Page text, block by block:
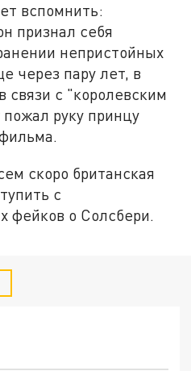
вспомнить:
признал себя
непристойных
через пару лет, в
связи с "королевским
руку принцу
скоро британская
с
фейков о Солсбери.